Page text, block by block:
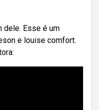
dele. Esse é um
e louise comfort.